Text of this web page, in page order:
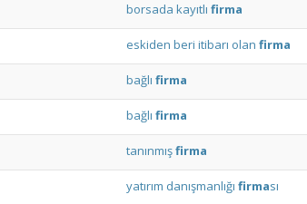
borsada kayıtlı firma
eskiden beri itibarı olan firma
bağlı firma
bağlı firma
tanınmışfirma
yatırım danışmanlığı firması